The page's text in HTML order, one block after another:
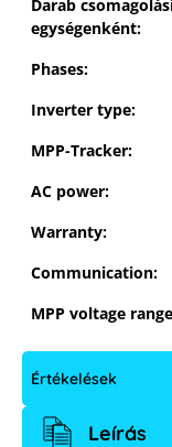
Darab
egységenként:
Phases:
Inverter type:
MPP-Tracker:
AC power:
Warranty:
Communication:
MPP voltage
Értékelések
Leírás